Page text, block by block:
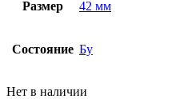
Размер 42 мм
Состояние Бу
Нет в наличии